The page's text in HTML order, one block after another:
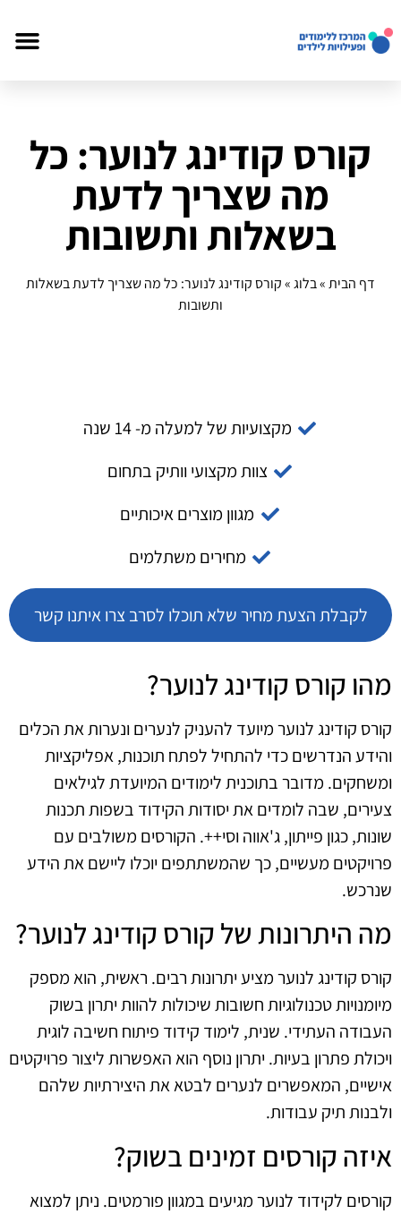
קורס קודינג לנוער: כל
מה שצריך לדעת
בשאלות ותשובות
דף הבית»בלוג»קורס קודינג לנוער: כל מה שצריך לדעת בשאלות
ותשובות
מקצועיות של למעלה מ- 14 שנה
צוות מקצועי וותיק בתחום
מגוון מוצרים איכותיים
מחירים משתלמים
לקבלת הצעת מחיר שלא תוכלו לסרב צרו איתנו קשר
מהו קורס קודינג לנוער?
קורס קודינג לנוער מיועד להעניק לנערים ונערות את הכלים
והידע הנדרשים כדי להתחיל לפתח תוכנות, אפליקציות
ומשחקים. מדובר בתוכנית לימודים המיועדת לגילאים
צעירים, שבה לומדים את יסודות הקידוד בשפות תכנות
שונות, כגון פייתון, ג'אווה וסי++. הקורסים משולבים עם
פרויקטים מעשיים, כך שהמשתתפים יוכלו ליישם את הידע
שנרכש.
מה היתרונות של קורס קודינג לנוער?
קורס קודינג לנוער מציע יתרונות רבים. ראשית, הוא מספק
מיומנויות טכנולוגיות חשובות שיכולות להוות יתרון בשוק
העבודה העתידי. שנית, לימוד קידוד פיתוח חשיבה לוגית
ויכולת פתרון בעיות. יתרון נוסף הוא האפשרות ליצור פרויקטים
אישיים, המאפשרים לנערים לבטא את היצירתיות שלהם
ולבנות תיק עבודות.
איזה קורסים זמינים בשוק?
קורסים לקידוד לנוער מגיעים במגוון פורמטים. ניתן למצוא